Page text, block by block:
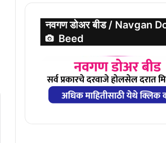
नवगण डोअर बीड / Navgan
Beed